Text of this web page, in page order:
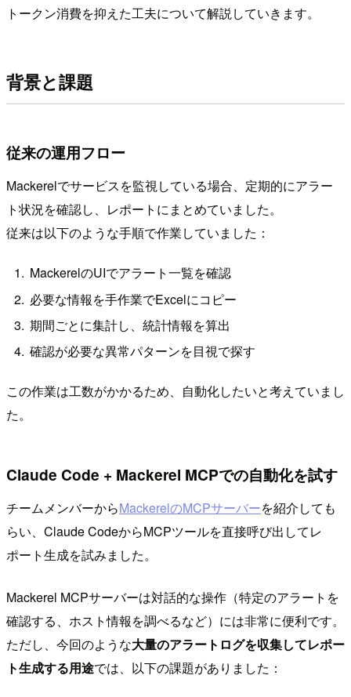
トークン消費を抑えた工夫について解説していきます。
背景と課題
従来の運用フロー
Mackerelでサービスを監視している場合、定期的にアラー
ト状況を確認し、レポートにまとめていました。
従来は以下のような手順で作業していました：
MackerelのUIでアラート一覧を確認
必要な情報を手作業でExcelにコピー
期間ごとに集計し、統計情報を算出
確認が必要な異常パターンを目視で探す
この作業は工数がかかるため、自動化したいと考えていまし
た。
Claude Code + Mackerel MCPでの自動化を試す
チームメンバーからMackerelのMCPサーバーを紹介しても
らい、Claude CodeからMCPツールを直接呼び出してレ
ポート生成を試みました。
Mackerel MCPサーバーは対話的な操作（特定のアラートを
確認する、ホスト情報を調べるなど）には非常に便利です。
ただし、今回のような大量のアラートログを収集してレポー
ト生成する用途では、以下の課題がありました：